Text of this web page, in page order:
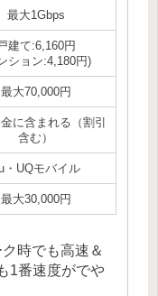
最大1Gbps
建て:6,160円
ション:4,180円)
最大70,000円
に含まれる（割引
含む）
・UQモバイル
最大30,000円
時でも高速＆
1番速度がでや